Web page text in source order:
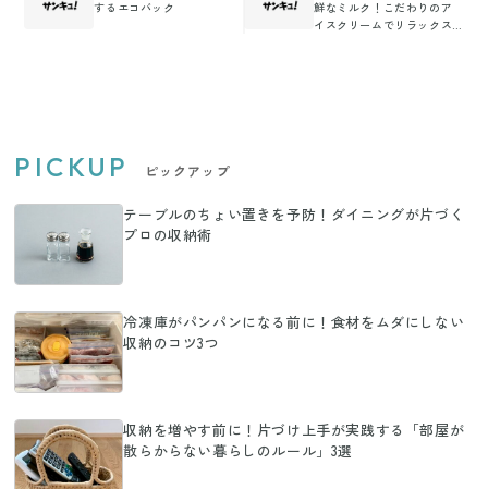
するエコバック
鮮なミルク！こだわりのア
イスクリームでリラックス
PICKUP ピックアップ
テーブルのちょい置きを予防！ダイニングが片づく
プロの収納術
冷凍庫がパンパンになる前に！食材をムダにしない
収納のコツ3つ
収納を増やす前に！片づけ上手が実践する「部屋が
散らからない暮らしのルール」3選